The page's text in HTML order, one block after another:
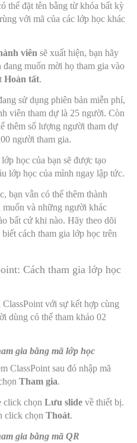
thể đặt tên bằng từ khóa bất kỳ
với mã của các lớp học khác
viên sẽ xuất hiện, bạn hãy
đang muốn mời họ tham gia vào
Hoàn tất.
sử dụng phiên bản miễn phí,
viên tham dự là 25 người. Còn
thêm số lượng người tham dự
người tham gia.
học của bạn sẽ được tạo
lớp học của mình ngay lập tức.
bạn vẫn có thể thêm thành
muốn và những người khác
bất cứ khi nào. Hãy theo dõi
cách tham gia lớp học trên
Cách tham gia lớp học
với sự kết hợp cùng
dùng có thể tham khảo 02
gia bằng mã lớp học
ClassPoint sau đó nhập mã
Tham gia.
click chọn Lưu slide về thiết bị.
click chọn Thoát.
gia bằng mã QR